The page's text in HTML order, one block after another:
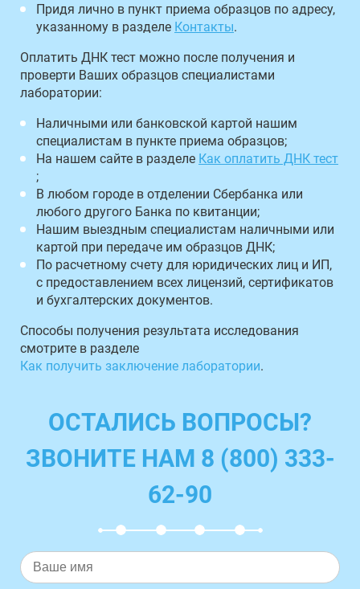
Придя лично в пункт приема образцов по адресу,
указанному в разделе Контакты.
Оплатить ДНК тест можно после получения и
проверти Ваших образцов специалистами
лаборатории:
Наличными или банковской картой нашим
специалистам в пункте приема образцов;
На нашем сайте в разделе Как оплатить ДНК тест
;
В любом городе в отделении Сбербанка или
любого другого Банка по квитанции;
Нашим выездным специалистам наличными или
картой при передаче им образцов ДНК;
По расчетному счету для юридических лиц и ИП,
с предоставлением всех лицензий, сертификатов
и бухгалтерских документов.
Способы получения результата исследования
смотрите в разделе
Как получить заключение лаборатории.
ОСТАЛИСЬ ВОПРОСЫ?
ЗВОНИТЕ НАМ 8 (800) 333-
62-90